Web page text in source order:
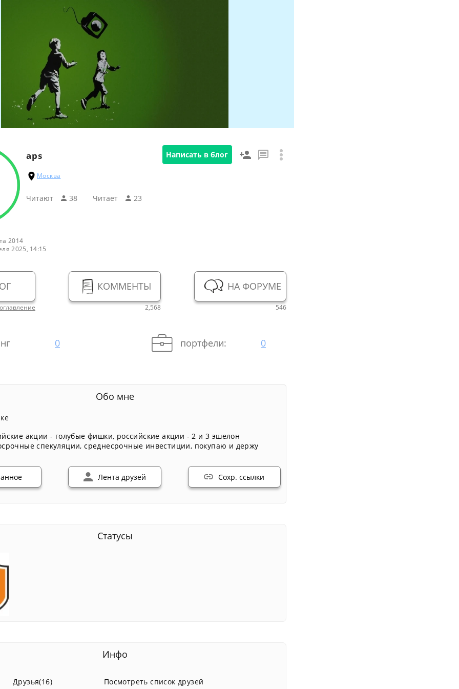
aps
Москва
Читают 38 Читаeт 23
Написать в блог
2014
2025, 14:15
оглавление
КОММЕНТЫ
2,568
НА ФОРУМЕ
546
0 портфели: 0
Обо мне
акции - голубые фишки, российские акции - 2 и 3 эшелон
спекуляции,среднесрочные инвестиции, покупаю и держу
Лента друзей Сохр. ссылки
Статусы
Инфо
Друзья(16)
Посмотреть список друзей